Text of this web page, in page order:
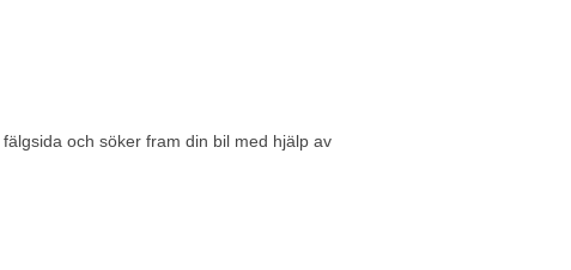
fälgsida och söker fram din bil med hjälp av